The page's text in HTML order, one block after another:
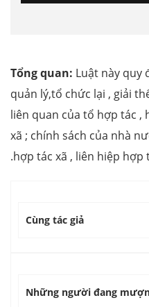
Tổng quan: Luật này quy
quản lý,tổ chức lại , giải
liên quan của tổ hợp tác ,
xã ; chính sách của nhà
.hợp tác xã , liên hiệp hợp
Cùng tác giả
Những người đang